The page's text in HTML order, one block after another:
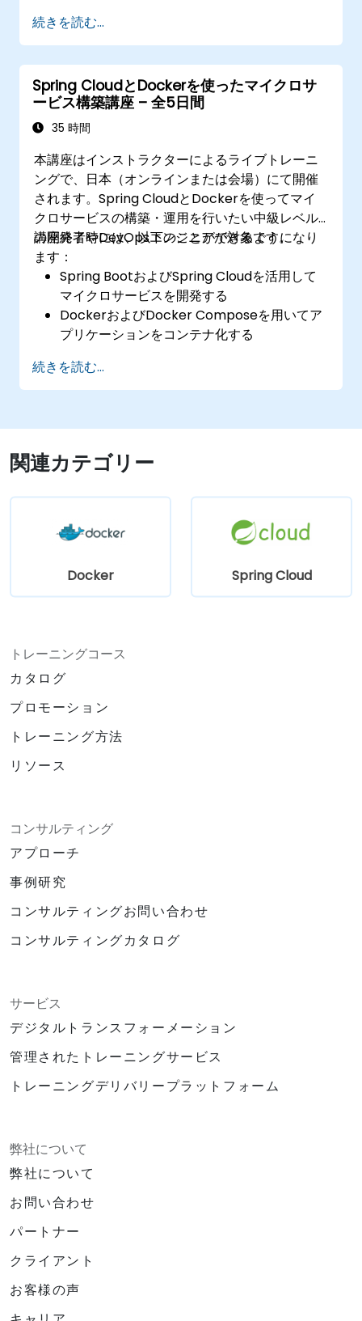
同一クラスタ内で異なる環境をKubernetes
を用いて運用・管理する方法
Kubernetesクラスタの安全化、スケーリン
グおよび監視手法
続きを読む...
Spring CloudとDockerを使ったマイクロサ
ービス構築講座 – 全5日間
35 時間
本講座はインストラクターによるライブトレーニ
ングで、日本（オンラインまたは会場）にて開催
されます。Spring CloudとDockerを使ってマイ
クロサービスの構築・運用を行いたい中級レベル
の開発者やDevOpsエンジニアが対象です。
講座終了時には、以下のことができるようになり
ます：
Spring BootおよびSpring Cloudを活用して
マイクロサービスを開発する
DockerおよびDocker Composeを用いてア
プリケーションをコンテナ化する
してマイクロサービス間の通信を実装する
本番環境においてマイクロサービスの監視と
Kubernetesを用いてマイクロサービスをデ
プロイ・管理する
続きを読む...
関連カテゴリー
Docker Spring Cloud
トレーニングコース
カタログ
プロモーション
トレーニング方法
リソース
コンサルティング
アプローチ
事例研究
コンサルティングお問い合わせ
コンサルティングカタログ
サービス
デジタルトランスフォーメーション
管理されたトレーニングサービス
トレーニングデリバリープラットフォーム
弊社について
弊社について
お問い合わせ
パートナー
クライアント
お客様の声